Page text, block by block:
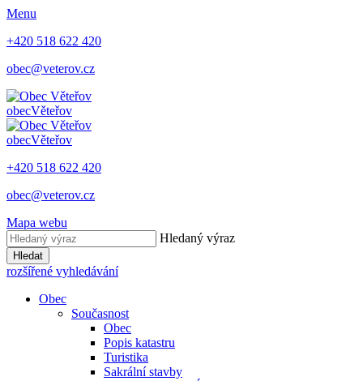
Menu
+420 518 622 420
obec@veterov.cz
obecVěteřov
obecVěteřov
+420 518 622 420
obec@veterov.cz
Mapa webu
Hledaný výraz
Hledat
rozšířené vyhledávání
Obec
Současnost
Obec
Popis katastru
Turistika
Sakrální stavby